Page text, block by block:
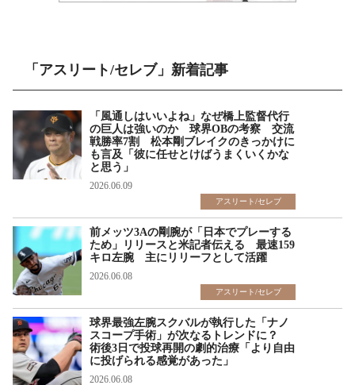
「アスリート/セレブ」新着記事
「風通しはいいよね」なぜ橋上監督代行
の巨人は強いのか 球界OBの考察 交流
戦勝率7割 松本剛ブレイクのきっかけに
も言及「彼に任せとけばうまくいくかな
と思う」
2026.06.09
アスリート/セレブ
前メッツ3Aの剛腕が「日本でプレーする
ため」リリースと米記者伝える 最速159
キロ左腕 主にリリーフとして活躍
2026.06.08
アスリート/セレブ
球界最強左腕スクバルが執行した「ナノ
スコープ手術」が次なるトレンドに？
術後3日で投球再開の劇的治療「より自由
に投げられる感覚があった」
2026.06.08